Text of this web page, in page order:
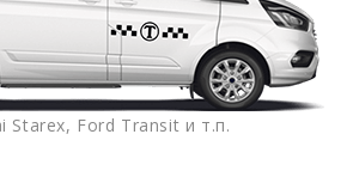
Starex, Ford Transit и т.п.